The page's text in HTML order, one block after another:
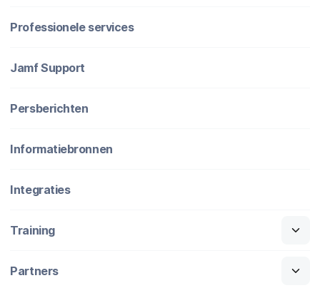
Professionele services
Jamf Support
Persberichten
Informatiebronnen
Integraties
Training
Partners